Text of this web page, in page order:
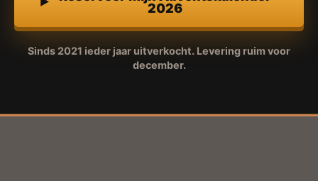
2026
Sinds 2021 ieder jaar uitverkocht. Levering ruim voor
december.